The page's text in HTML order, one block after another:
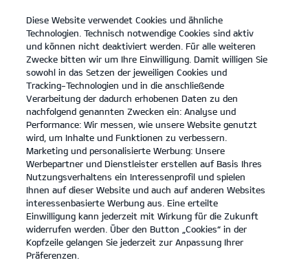
open
menu
KONTAKT
DATENSCHUTZ
DATENSCHUTZ
Inhaltsverzeichnis
Allgemeine Hinweise
1. Anwendungsbereich - verantwortliche Stelle -
Datenschutzbeauftragter
2. Wie erfassen wir Ihre Daten?
Diese Website verwendet Cookies und ähnliche
Technologien. Technisch notwendige Cookies sind aktiv
und können nicht deaktiviert werden. Für alle weiteren
Zwecke bitten wir um Ihre Einwilligung. Damit willigen Sie
sowohl in das Setzen der jeweiligen Cookies und
Tracking-Technologien und in die anschließende
Verarbeitung der dadurch erhobenen Daten zu den
nachfolgend genannten Zwecken ein: Analyse und
Performance: Wir messen, wie unsere Website genutzt
wird, um Inhalte und Funktionen zu verbessern.
Marketing und personalisierte Werbung: Unsere
Werbepartner und Dienstleister erstellen auf Basis Ihres
Nutzungsverhaltens ein Interessenprofil und spielen
Ihnen auf dieser Website und auch auf anderen Websites
interessenbasierte Werbung aus. Eine erteilte
Einwilligung kann jederzeit mit Wirkung für die Zukunft
widerrufen werden. Über den Button „Cookies“ in der
Kopfzeile gelangen Sie jederzeit zur Anpassung Ihrer
Präferenzen.